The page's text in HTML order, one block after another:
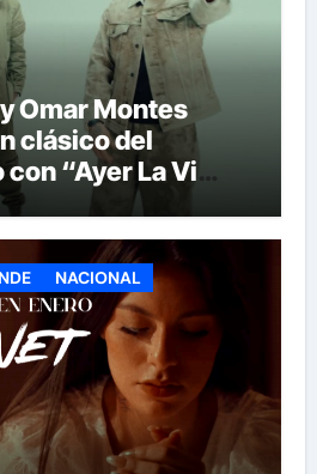
Omar Montes
clásico del
“Ayer La Vi
NACIONAL